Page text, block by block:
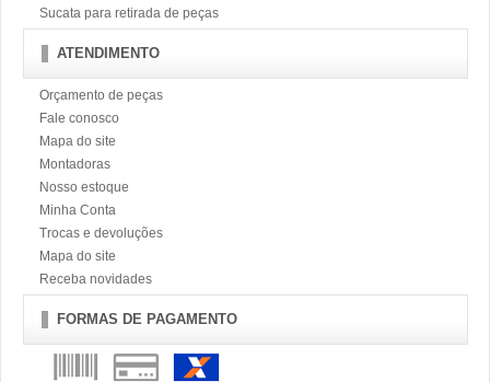
Sucata para retirada de peças
ATENDIMENTO
Orçamento de peças
Fale conosco
Mapa do site
Montadoras
Nosso estoque
Minha Conta
Trocas e devoluções
Mapa do site
Receba novidades
FORMAS DE PAGAMENTO